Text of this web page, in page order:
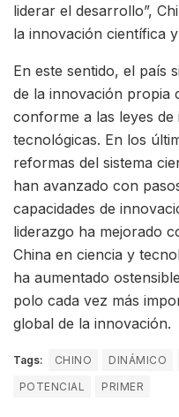
liderar el desarrollo”,
la innovación científica
En este sentido, el país
de la innovación propia
conforme a las leyes
tecnológicas. En los
reformas del sistema
han avanzado con
capacidades de
liderazgo ha mejorado
China en ciencia y
ha aumentado
polo cada vez más
global de la innovación.
Tags: CHINO DINÁMICO
POTENCIAL
PRIMER